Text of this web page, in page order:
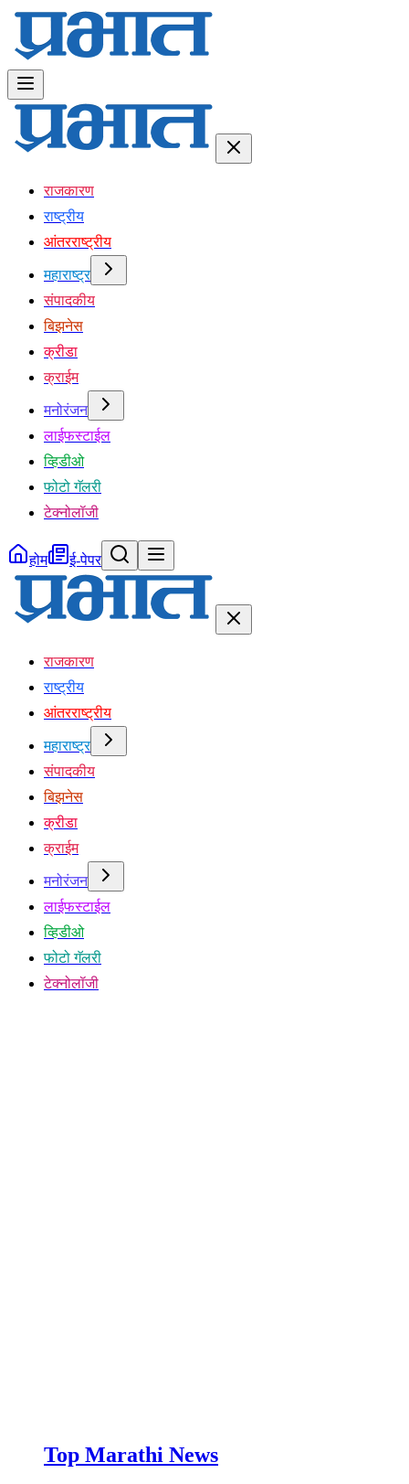
राजकारण
राष्ट्रीय
आंतरराष्ट्रीय
महाराष्ट्र
संपादकीय
बिझनेस
क्रीडा
क्राईम
मनोरंजन
लाईफस्टाईल
व्हिडीओ
फोटो गॅलरी
टेक्नोलॉजी
होम ई-पेपर
राजकारण
राष्ट्रीय
आंतरराष्ट्रीय
महाराष्ट्र
संपादकीय
बिझनेस
क्रीडा
क्राईम
मनोरंजन
लाईफस्टाईल
व्हिडीओ
फोटो गॅलरी
टेक्नोलॉजी
Top Marathi News